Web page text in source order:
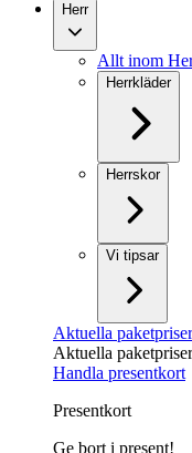
Herr
Allt inom
Herrkläder
Herrskor
Vi tipsar
Aktuella paketpriser
Aktuella paketpriser
Handla presentkort
Presentkort
Ge bort i present!